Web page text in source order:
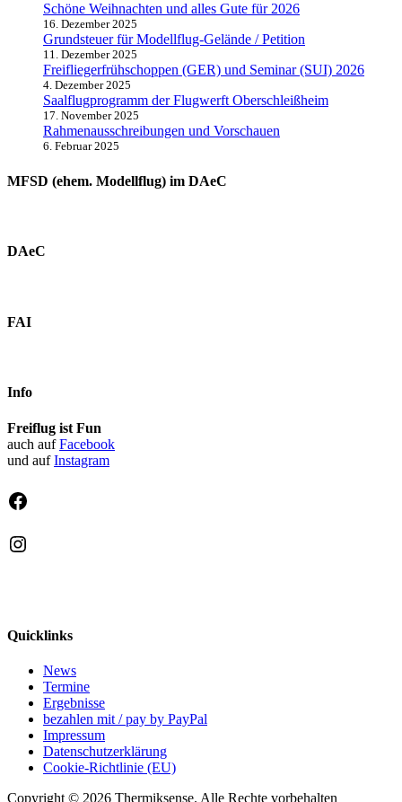
Schöne Weihnachten und alles Gute für 2026
16. Dezember 2025
Grundsteuer für Modellflug-Gelände / Petition
11. Dezember 2025
Freifliegerfrühschoppen (GER) und Seminar (SUI) 2026
4. Dezember 2025
Saalflugprogramm der Flugwerft Oberschleißheim
17. November 2025
Rahmenausschreibungen und Vorschauen
6. Februar 2025
MFSD (ehem. Modellflug) im DAeC
DAeC
FAI
Info
Freiflug ist Fun
auch aufFacebook
und aufInstagram
Facebook
Instagram
Quicklinks
News
Termine
Ergebnisse
bezahlen mit / pay by PayPal
Impressum
Datenschutzerklärung
Cookie-Richtlinie (EU)
Copyright © 2026 Thermiksense. Alle Rechte vorbehalten